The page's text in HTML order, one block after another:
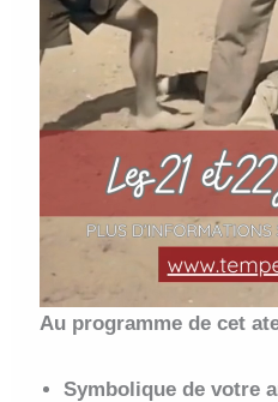
Au programme de cet
Symbolique de votre